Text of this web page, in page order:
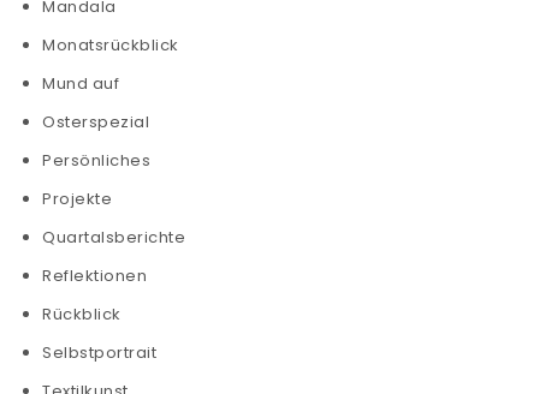
Mandala
Monatsrückblick
Mund auf
Osterspezial
Persönliches
Projekte
Quartalsberichte
Reflektionen
Rückblick
Selbstportrait